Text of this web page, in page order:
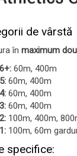
de vârstă
în maximum
60m, 400m
60m, 400m
60m, 400m
60m, 400m
100m, 400m,
100m, 60m
specifice: